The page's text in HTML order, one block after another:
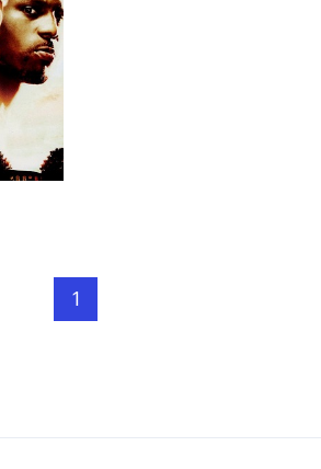
1